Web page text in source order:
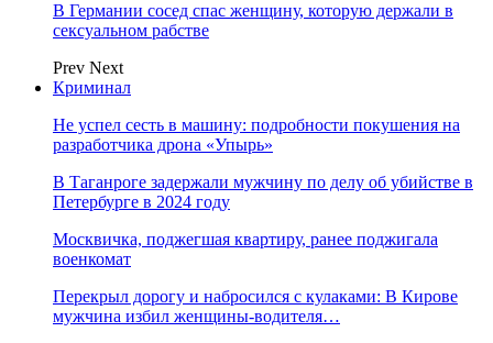
В Германии сосед спас женщину, которую держали в
сексуальном рабстве
Prev Next
Криминал
Не успел сесть в машину: подробности покушения на
разработчика дрона «Упырь»
В Таганроге задержали мужчину по делу об убийстве в
Петербурге в 2024 году
Москвичка, поджегшая квартиру, ранее поджигала
военкомат
Перекрыл дорогу и набросился с кулаками: В Кирове
мужчина избил женщины-водителя…